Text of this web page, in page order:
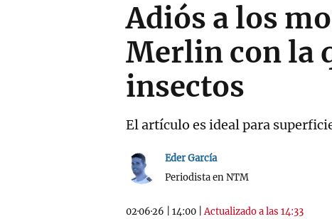
Adiós a los
Merlin con la
insectos
El artículo es ideal para
Eder García
Periodista en NTM
02·06·26 14:00 |Actualizado a las 14:33